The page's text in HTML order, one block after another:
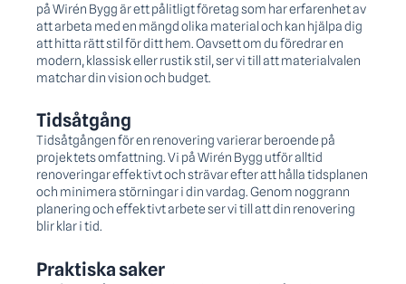
på Wirén Bygg är ett pålitligt företag som har erfarenhet av
att arbeta med en mängd olika material och kan hjälpa dig
att hitta rätt stil för ditt hem. Oavsett om du föredrar en
modern, klassisk eller rustik stil, ser vi till att materialvalen
matchar din vision och budget.
Tidsåtgång
Tidsåtgången för en renovering varierar beroende på
projektets omfattning. Vi på Wirén Bygg utför alltid
renoveringar effektivt och strävar efter att hålla tidsplanen
och minimera störningar i din vardag. Genom noggrann
planering och effektivt arbete ser vi till att din renovering
blir klar i tid.
Praktiska saker